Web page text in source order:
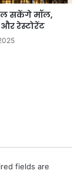
सकेंगे मॉल,
रेस्टोरेंट
fields are